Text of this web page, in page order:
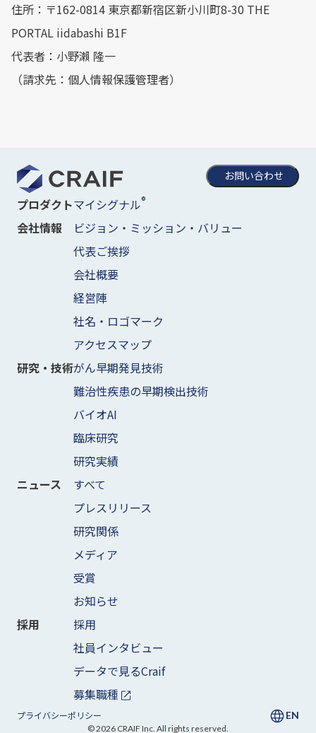
住所：〒162-0814 東京都新宿区新小川町8-30 THE
PORTAL iidabashi B1F
代表者：小野瀨 隆一
（請求先：個人情報保護管理者）
お問い合わせ
プロダクトマイシグナル®
会社情報
ビジョン・ミッション・バリュー
代表ご挨拶
会社概要
経営陣
社名・ロゴマーク
アクセスマップ
研究・技術がん早期発見技術
難治性疾患の早期検出技術
バイオAI
臨床研究
研究実績
ニュース
すべて
プレスリリース
研究関係
メディア
受賞
お知らせ
採用
採用
社員インタビュー
データで見るCraif
募集職種
プライバシーポリシー EN
©2026 CRAIF Inc. All rights reserved.